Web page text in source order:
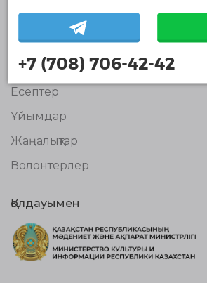
Байланыс
Біз туралы
Жобалар
Есептер
Ұйымдар
Жаңалықтар
Волонтерлер
Қолдауымен
+7 (708) 706-42-42